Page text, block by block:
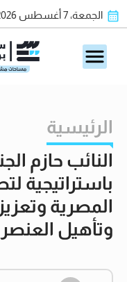
الجمعة، 7 أغسطس 2026
الرئيسية
النائب حازم
باستراتيجية
المصرية
وتأهيل